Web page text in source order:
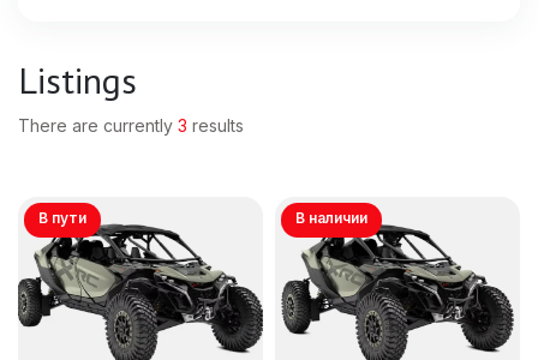
Listings
There are currently 3 results
В пути В наличии